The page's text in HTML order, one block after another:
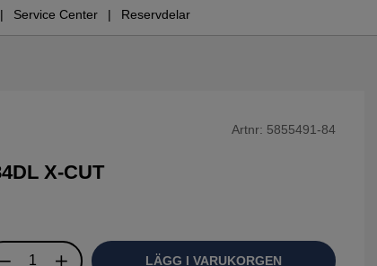
Service Center Reservdelar
Artnr: 5855491-84
X-CUT
LÄGG I VARUKORGEN